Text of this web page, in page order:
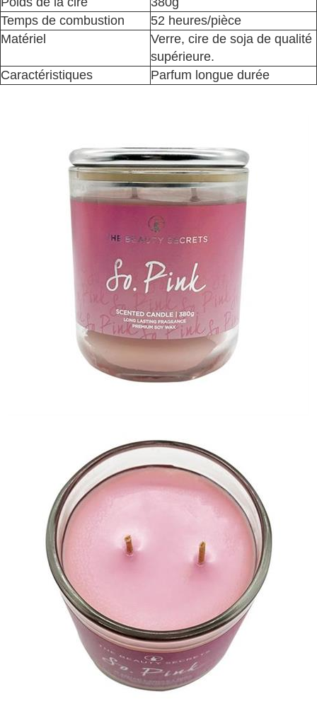
Temps de combustion
52 heures/pièce
Matériel
Verre, cire de soja de qualité
supérieure.
Caractéristiques
Parfum longue durée